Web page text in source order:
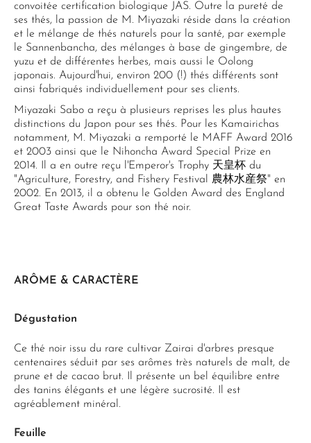
convoitée certification biologique JAS. Outre la pureté de
ses thés, la passion de M. Miyazaki réside dans la création
et le mélange de thés naturels pour la santé, par exemple
le Sannenbancha, des mélanges à base de gingembre, de
yuzu et de différentes herbes, mais aussi le Oolong
japonais. Aujourd'hui, environ 200 (!) thés différents sont
ainsi fabriqués individuellement pour ses clients.
Miyazaki Sabo a reçu à plusieurs reprises les plus hautes
distinctions du Japon pour ses thés. Pour les Kamairichas
notamment, M. Miyazaki a remporté le MAFF Award 2016
et 2003 ainsi que le Nihoncha Award Special Prize en
2014. Il a en outre reçu l'Emperor's Trophy 天皇杯 du
"Agriculture, Forestry, and Fishery Festival 農林水産祭" en
2002. En 2013, il a obtenu le Golden Award des England
Great Taste Awards pour son thé noir.
ARÔME & CARACTÈRE
Dégustation
Ce thé noir issu du rare cultivar Zairai d'arbres presque
centenaires séduit par ses arômes très naturels de malt, de
prune et de cacao brut. Il présente un bel équilibre entre
des tanins élégants et une légère sucrosité. Il est
agréablement minéral.
Feuille